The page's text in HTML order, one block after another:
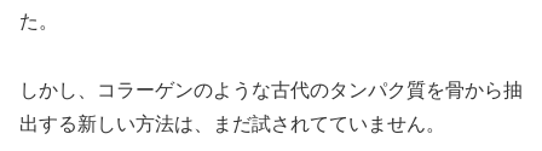
た。
しかし、コラーゲンのような古代のタンパク質を骨から抽
出する新しい方法は、まだ試されてていません。